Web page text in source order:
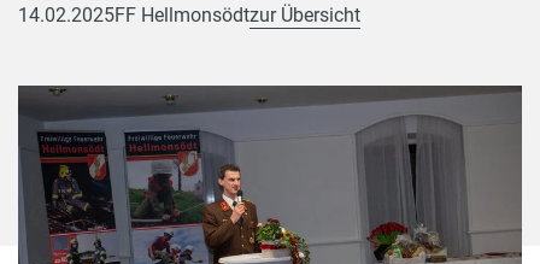
14.02.2025FF Hellmonsödtzur Übersicht